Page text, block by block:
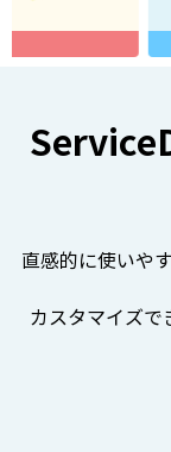
直感的に使いや
カスタマイズで